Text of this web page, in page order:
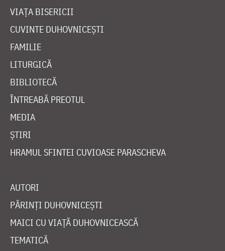
VIAȚA BISERICII
CUVINTE DUHOVNICEȘTI
FAMILIE
LITURGICĂ
BIBLIOTECĂ
ÎNTREABĂ PREOTUL
MEDIA
ȘTIRI
HRAMUL SFINTEI CUVIOASE PARASCHEVA
AUTORI
PĂRINȚI DUHOVNICEȘTI
MAICI CU VIAȚĂ DUHOVNICEASCĂ
TEMATICĂ